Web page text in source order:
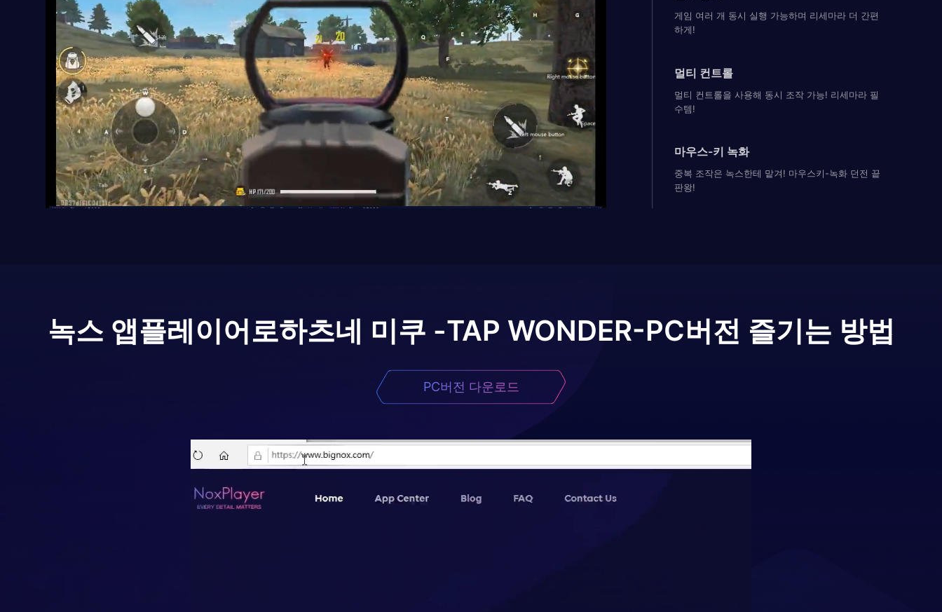
게임 여러 개 동시 실행 가능하며 리세마라 더 간편
하게!
멀티 컨트롤
멀티 컨트롤을 사용해 동시 조작 가능! 리세마라 필
수템!
마우스-키 녹화
중복 조작은 녹스한테 맡겨! 마우스키-녹화 던전 끝
판왕!
녹스 앱플레이어로하츠네 미쿠 -TAP WONDER-PC버전 즐기는 방법
PC버전 다운로드